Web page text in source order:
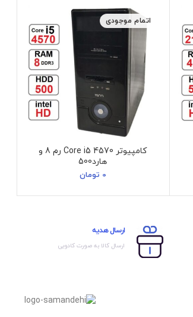
اتمام موجودی
کامپیوتر Core i5 4570 رم 8 و
هارد500
0 تومان
ارسال هدیه
ارسال کالا به صورت کادویی